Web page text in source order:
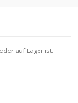
auf Lager ist.